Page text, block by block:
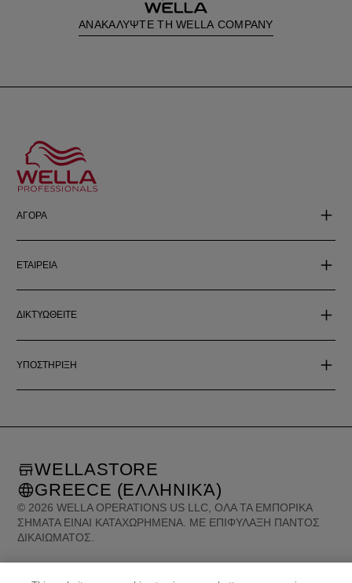
ΑΝΑΚΑΛΥΨΤΕ ΤΗ WELLA COMPANY
ΑΓΟΡΑ
ΕΤΑΙΡΕΙΑ
ΔΙΚΤΥΩΘΕΙΤΕ
ΥΠΟΣΤΗΡΙΞΗ
© 2026 WELLA OPERATIONS US LLC, ΌΛΑ ΤΑ ΕΜΠΟΡΙΚΆ
ΣΉΜΑΤΑ ΕΊΝΑΙ ΚΑΤΑΧΩΡΗΜΈΝΑ. ΜΕ ΕΠΙΦΎΛΑΞΗ ΠΑΝΤΌΣ
ΔΙΚΑΙΏΜΑΤΟΣ.
WELLASTORE
GREECE (ΕΛΛΗΝΙΚΆ)